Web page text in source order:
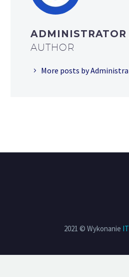
AUTHOR
More posts by
2021 © Wykonanie